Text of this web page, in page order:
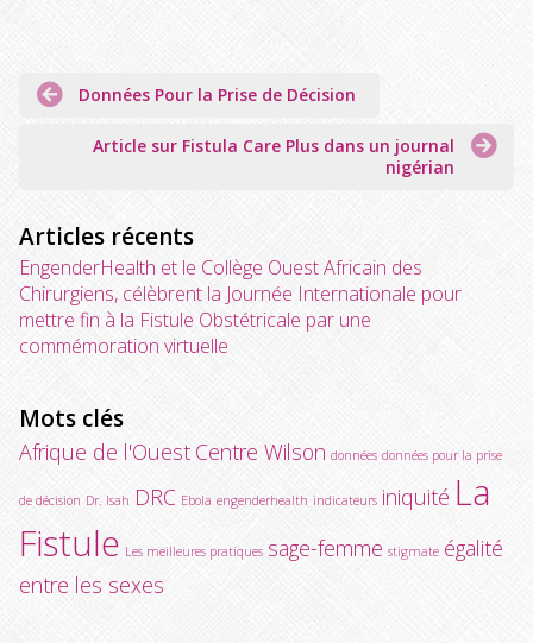
Navigation
de Données Pour la Prise de Décision
Article sur Fistula Care Plus dans un journal
nigérian
Articles récents
EngenderHealth et le Collège Ouest Africain des
Chirurgiens, célèbrent la Journée Internationale pour
mettre fin à la Fistule Obstétricale par une
commémoration virtuelle
Mots clés
Afrique de l'Ouest Centre Wilson données données pour la prise
de décision Dr. Isah DRC Ebola engenderhealth indicateurs iniquité La
Fistule Les meilleures pratiques sage-femme stigmate égalité
entre les sexes